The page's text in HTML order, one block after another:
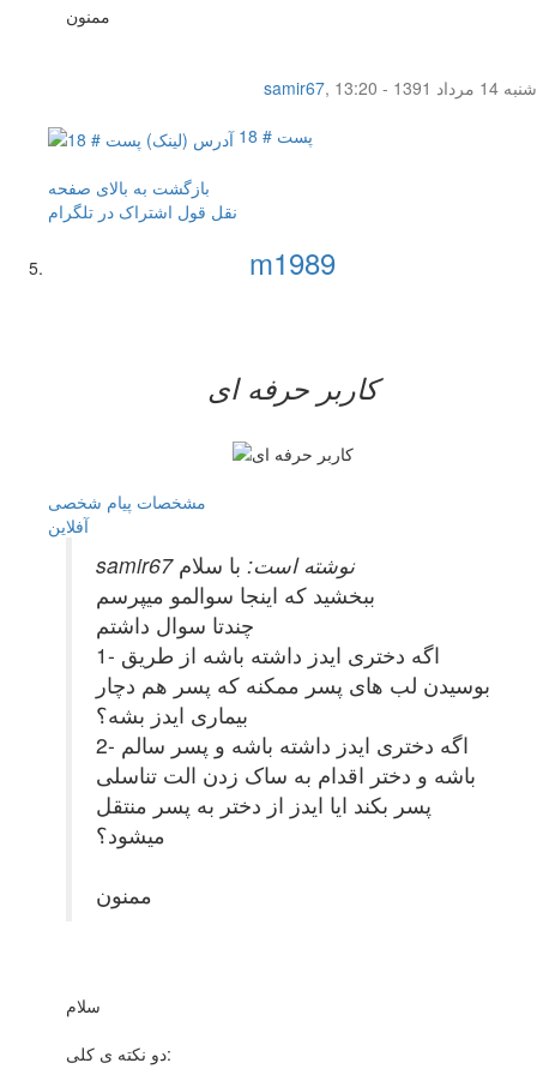
ممنون
samir67,
شنبه 14 مرداد 1391 - 13:20
پست # 18
بازگشت به بالای صفحه
نقل قول اشتراک در تلگرام
m1989
کاربر حرفه ای
مشخصات پیام شخصی
آفلاين
samir67 نوشته است: با سلام
ببخشید که اینجا سوالمو میپرسم
چندتا سوال داشتم
1- اگه دختری ایدز داشته باشه از طریق
بوسیدن لب های پسر ممکنه که پسر هم دچار
بیماری ایدز بشه؟
2- اگه دختری ایدز داشته باشه و پسر سالم
باشه و دختر اقدام به ساک زدن الت تناسلی
پسر بکند ایا ایدز از دختر به پسر منتقل
میشود؟
ممنون
سلام
دو نکته ی کلی: